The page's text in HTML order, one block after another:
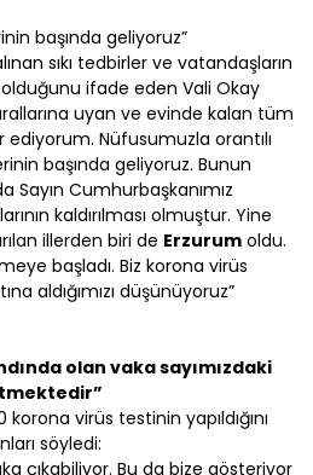
başında geliyoruz”
sıkı tedbirler ve vatandaşların
ifade eden Vali Okay
uyan ve evinde kalan tüm
ediyorum. Nüfusumuzla orantılı
başında geliyoruz. Bunun
Cumhurbaşkanımız
kaldırılması olmuştur. Yine
illerden biri de Erzurum oldu.
başladı. Biz korona virüs
aldığımızı düşünüyoruz”
olan vaka sayımızdaki
virüs testinin yapıldığını
söyledi:
çıkabiliyor. Bu da bize gösteriyor